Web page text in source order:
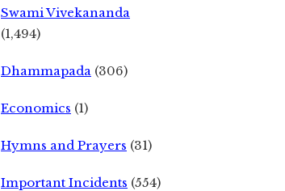
Swami Vivekananda
(1,494)
Dhammapada (306)
Economics (1)
Hymns and Prayers (31)
Important Incidents (554)